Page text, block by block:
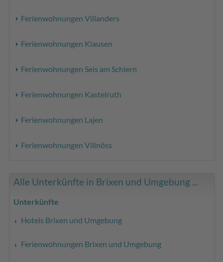
Ferienwohnungen Villanders
Ferienwohnungen Klausen
Ferienwohnungen Seis am Schlern
Ferienwohnungen Kastelruth
Ferienwohnungen Lajen
Ferienwohnungen Villnöss
Alle Unterkünfte in Brixen und Umgebung ...
Unterkünfte
Hotels Brixen und Umgebung
Ferienwohnungen Brixen und Umgebung